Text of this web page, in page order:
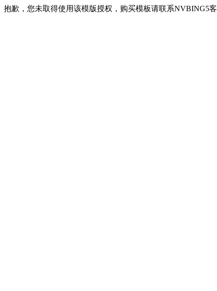
抱歉，您未取得使用该模版授权，购买模板请联系NVBING5客